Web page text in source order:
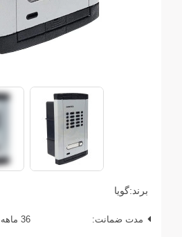
برند:گویا
مدت ضمانت: 36 ماهه گویا